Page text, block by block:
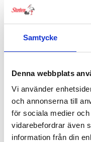
Samtycke
Denna webbplats
Vi använder
och annonserna till
för sociala medier
vidarebefordrar även
information från din
Bugaboo Fox &
949krDet
priset
var:
949 kr.
799krDet
är:
799